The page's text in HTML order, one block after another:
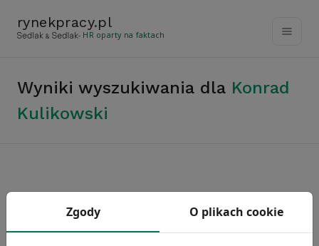
rynekpracy.pl
- HR oparty na faktach
Wyniki wyszukiwania dla Konrad
Kulikowski
wynagrodzenia.pl
Zgody O plikach cookie